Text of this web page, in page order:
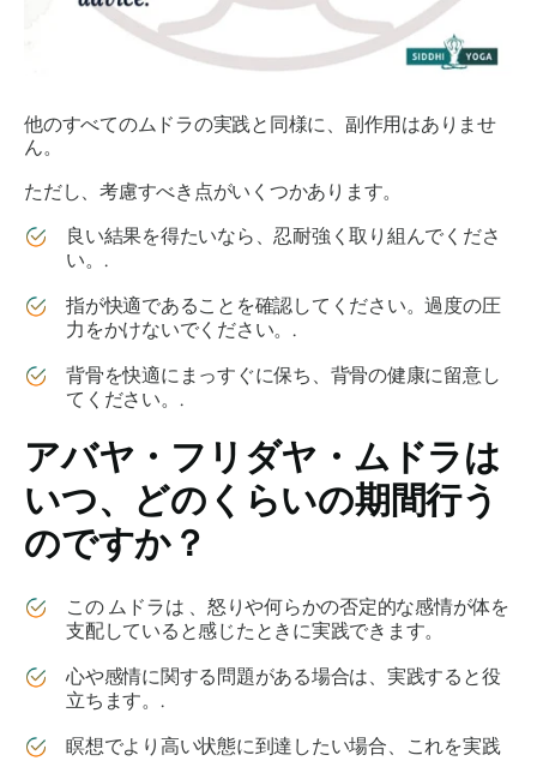
他のすべてのムドラの実践と同様に、副作用はありませ
ん。
ただし、考慮すべき点がいくつかあります。
良い結果を得たいなら、忍耐強く取り組んでくださ
い。.
指が快適であることを確認してください。過度の圧
力をかけないでください。.
背骨を快適にまっすぐに保ち、背骨の健康に留意し
てください。.
アバヤ・フリダヤ・ムドラは
いつ、どのくらいの期間行う
のですか？
この ムドラは 、怒りや何らかの否定的な感情が体を
支配していると感じたときに実践できます。
心や感情に関する問題がある場合は、実践すると役
立ちます。.
瞑想でより高い状態に到達したい場合、これを実践